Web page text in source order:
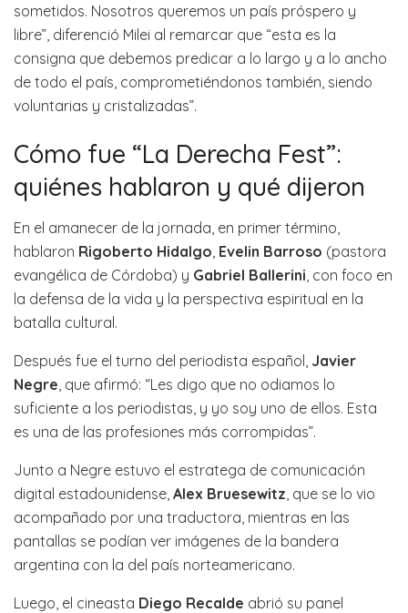
sometidos. Nosotros queremos un país próspero y
libre”, diferenció Milei al remarcar que “esta es la
consigna que debemos predicar a lo largo y a lo ancho
de todo el país, comprometiéndonos también, siendo
voluntarias y cristalizadas”.
Cómo fue “La Derecha Fest”:
quiénes hablaron y qué dijeron
En el amanecer de la jornada, en primer término,
hablaron Rigoberto Hidalgo Evelin Barroso (pastora
evangélica de Córdoba) y Gabriel Ballerini , con foco en
la defensa de la vida y la perspectiva espiritual en la
batalla cultural.
Después fue el turno del periodista español, Javier
Negre , que afirmó: “Les digo que no odiamos lo
suficiente a los periodistas, y yo soy uno de ellos. Esta
es una de las profesiones más corrompidas”.
Junto a Negre estuvo el estratega de comunicación
digital estadounidense, Alex Bruesewitz , que se lo vio
acompañado por una traductora, mientras en las
pantallas se podían ver imágenes de la bandera
argentina con la del país norteamericano.
Luego, el cineasta Diego Recalde abrió su panel